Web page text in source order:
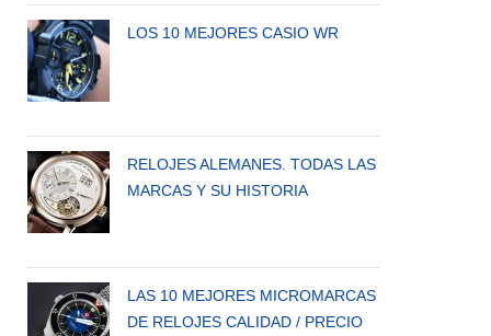
LOS 10 MEJORES CASIO WR
RELOJES ALEMANES. TODAS LAS
MARCAS Y SU HISTORIA
LAS 10 MEJORES MICROMARCAS
DE RELOJES CALIDAD / PRECIO